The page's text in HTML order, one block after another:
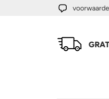
Overslaan en naar de algemene